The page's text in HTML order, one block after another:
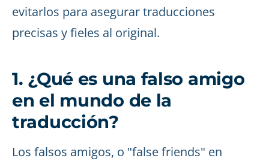
evitarlos para asegurar traducciones
precisas y fieles al original.
1. ¿Qué es una falso amigo
en el mundo de la
traducción?
Los falsos amigos, o "false friends" en